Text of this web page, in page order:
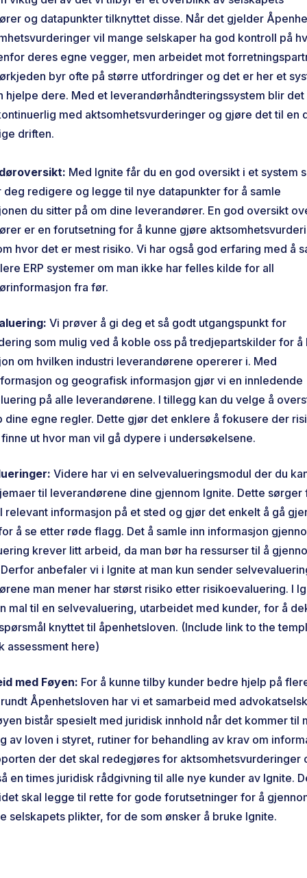
og datapunkter tilknyttet disse. Når det gjelder
vil mange selskaper ha god kontroll på
deres egne vegger, men arbeidet mot
byr ofte på større utfordringer og det er her et
hjelpe dere. Med et leverandørhåndteringssystem blir
med aktsomhetsvurderinger og gjøre det til en
driften.
Med Ignite får du en god oversikt i et system
deg redigere og legge til nye datapunkter for å samle
du sitter på om dine leverandører. En god oversikt
er en forutsetning for å kunne gjøre
hvor det er mest risiko. Vi har også god erfaring med å
ERP systemer om man ikke har felles kilde for all
fra før.
Vi prøver å gi deg et så godt utgangspunkt for
som mulig ved å koble oss på tredjepartskilder for å
om hvilken industri leverandørene opererer i. Med
og geografisk informasjon gjør vi en innledende
på alle leverandørene. I tillegg kan du velge å
dine egne regler. Dette gjør det enklere å fokusere der
ut hvor man vil gå dypere i undersøkelsene.
Videre har vi en selvevalueringsmodul der du
til leverandørene dine gjennom Ignite. Dette sørger
relevant informasjon på et sted og gjør det enkelt å gå
å se etter røde flagg. Det å samle inn informasjon
krever litt arbeid, da man bør ha ressurser til å
anbefaler vi i Ignite at man kun sender
man mener har størst risiko etter risikoevaluering. I
mal til en selvevaluering, utarbeidet med kunder, for å
knyttet til åpenhetsloven. (Include link to the
assessment here)
med Føyen: For å kunne tilby kunder bedre hjelp på
Åpenhetsloven har vi et samarbeid med
bistår spesielt med juridisk innhold når det kommer til
av loven i styret, rutiner for behandling av krav om
der det skal redegjøres for aktsomhetsvurderinger
en times juridisk rådgivning til alle nye kunder av Ignite.
skal legge til rette for gode forutsetninger for å
selskapets plikter, for de som ønsker å bruke Ignite.